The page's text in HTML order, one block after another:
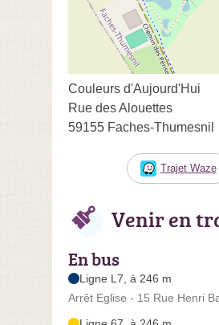
Couleurs d'Aujourd'Hui
Rue des Alouettes
59155 Faches-Thumesnil
Trajet Waze
Venir en
En bus
Ligne L7, à 246 m
Arrêt Eglise - 15 Rue Henri